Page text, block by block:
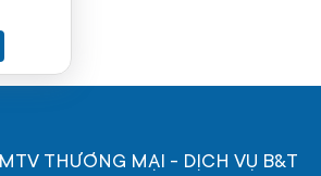
LS,
THƯƠNG MẠI - DỊCH VỤ B&T